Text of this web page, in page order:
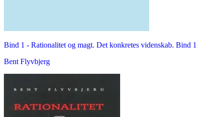
Bind 1 - Rationalitet og magt. Det konkretes videnskab. Bind 1
Bent Flyvbjerg